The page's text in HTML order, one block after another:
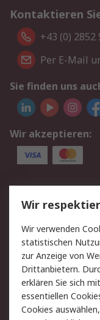
Kontaktieren
+43 (0) 2852
Per E-Mail
Sie finden uns
Wir akzeptieren:
Service
Value Added
Rücksendung/
Hilfe
Rechtliches
RS Verkaufs- und
Wir
Wir verwenden
statistischen
zur Anzeige von
Drittanbietern.
erklären Sie sich
essentiellen
Cookies